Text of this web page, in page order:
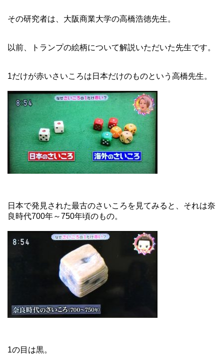
その研究者は、大阪商業大学の高橋浩徳先生。
以前、トランプの絵柄について解説いただいた先生です。
1だけが赤いさいころは日本だけのものという高橋先生。
日本で発見された最古のさいころを見てみると、それは奈
良時代700年～750年頃のもの。
1の目は黒。